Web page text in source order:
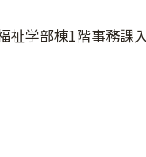
祉学部棟1階事務課